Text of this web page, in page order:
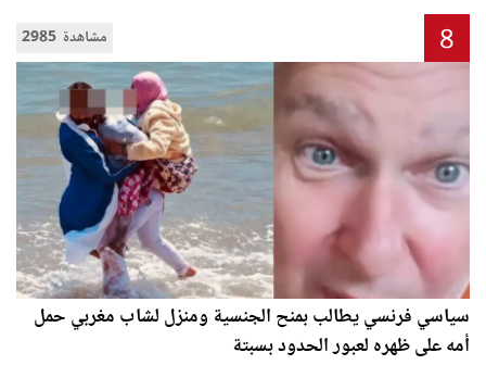
2985 مشاهدة 8
سياسي فرنسي يطالب بمنح الجنسية ومنزل لشاب مغربي حمل
أمه على ظهره لعبور الحدود بسبتة